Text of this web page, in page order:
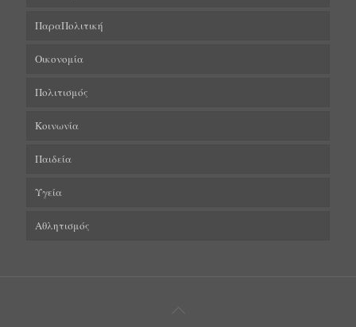
ΠαραΠολιτική
Οικονομία
Πολιτισμός
Κοινωνία
Παιδεία
Υγεία
Αθλητισμός